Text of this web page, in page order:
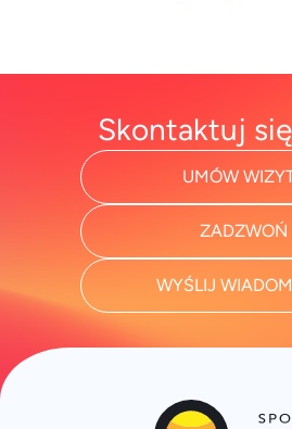
Skontaktuj
UMÓW
ZADZWOŃ
WYŚLIJ